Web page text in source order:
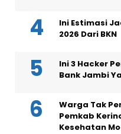
Ini Estimasi
2026 Dari BKN
Ini 3 Hacker
Bank Jambi
Warga Tak
Pemkab
Kesehatan